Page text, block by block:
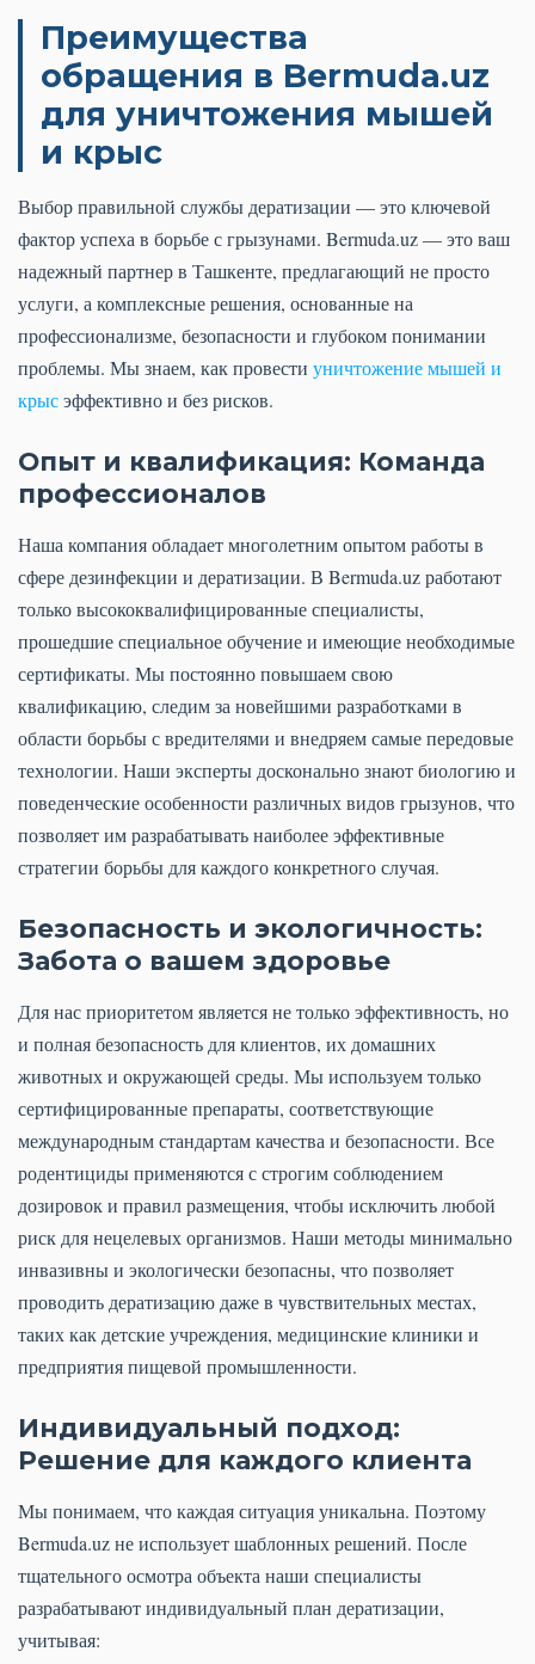
Преимущества
обращения в Bermuda.uz
для уничтожения мышей
и крыс
Выбор правильной службы дератизации — это ключевой
фактор успеха в борьбе с грызунами. Bermuda.uz — это ваш
надежный партнер в Ташкенте, предлагающий не просто
услуги, а комплексные решения, основанные на
профессионализме, безопасности и глубоком понимании
проблемы. Мы знаем, как провести уничтожение мышей и
крысэффективно и без рисков.
Опыт и квалификация: Команда
профессионалов
Наша компания обладает многолетним опытом работы в
сфере дезинфекции и дератизации. В Bermuda.uz работают
только высококвалифицированные специалисты,
прошедшие специальное обучение и имеющие необходимые
сертификаты. Мы постоянно повышаем свою
квалификацию, следим за новейшими разработками в
области борьбы с вредителями и внедряем самые передовые
технологии. Наши эксперты досконально знают биологию и
поведенческие особенности различных видов грызунов, что
позволяет им разрабатывать наиболее эффективные
стратегии борьбы для каждого конкретного случая.
Безопасность и экологичность:
Забота о вашем здоровье
Для нас приоритетом является не только эффективность, но
и полная безопасность для клиентов, их домашних
животных и окружающей среды. Мы используем только
сертифицированные препараты, соответствующие
международным стандартам качества и безопасности. Все
родентициды применяются с строгим соблюдением
дозировок и правил размещения, чтобы исключить любой
риск для нецелевых организмов. Наши методы минимально
инвазивны и экологически безопасны, что позволяет
проводить дератизацию даже в чувствительных местах,
таких как детские учреждения, медицинские клиники и
предприятия пищевой промышленности.
Индивидуальный подход:
Решение для каждого клиента
Мы понимаем, что каждая ситуация уникальна. Поэтому
Bermuda.uz не использует шаблонных решений. После
тщательного осмотра объекта наши специалисты
разрабатывают индивидуальный план дератизации,
учитывая: